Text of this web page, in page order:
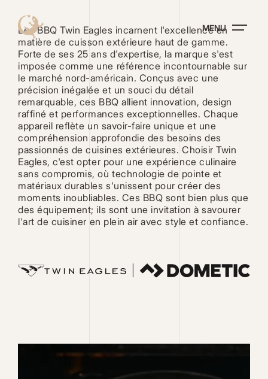
contenu
principal
MENU
Les BBQ Twin Eagles incarnent l'excellence en
matière de cuisson extérieure haut de gamme.
Forte de ses 25 ans d'expertise, la marque s'est
imposée comme une référence incontournable sur
le marché nord-américain. Conçus avec une
précision inégalée et un souci du détail
remarquable, ces BBQ allient innovation, design
raffiné et performances exceptionnelles. Chaque
appareil reflète un savoir-faire unique et une
compréhension approfondie des besoins des
passionnés de cuisines extérieures. Choisir Twin
Eagles, c'est opter pour une expérience culinaire
sans compromis, où technologie de pointe et
matériaux durables s'unissent pour créer des
moments inoubliables. Ces BBQ sont bien plus que
des équipement; ils sont une invitation à savourer
l'art de cuisiner en plein air avec style et confiance.